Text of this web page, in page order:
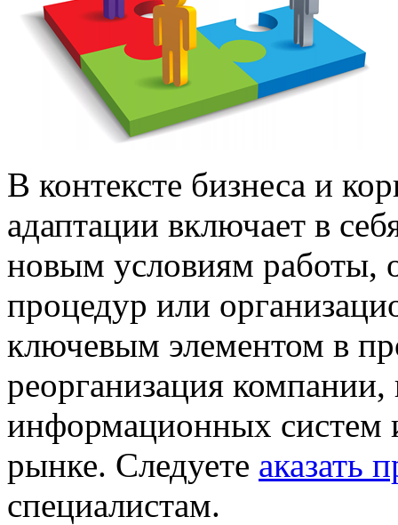
В контексте бизнеса и
адаптации включает в
новым условиям работы,
процедур или
ключевым элементом в
реорганизация
информационных систем
рынке. Следуете аказать
специалистам.